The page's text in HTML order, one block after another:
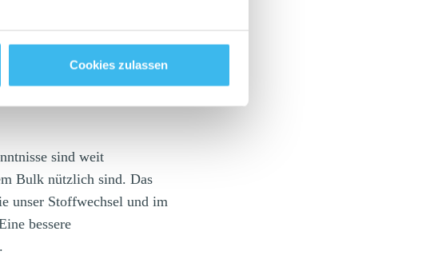
Cookies zulassen
Gewicht zu erhöhen ist das
einiges erweitern, wenn
sind weit
Bulk nützlich sind. Das
unser Stoffwechsel und im
bessere